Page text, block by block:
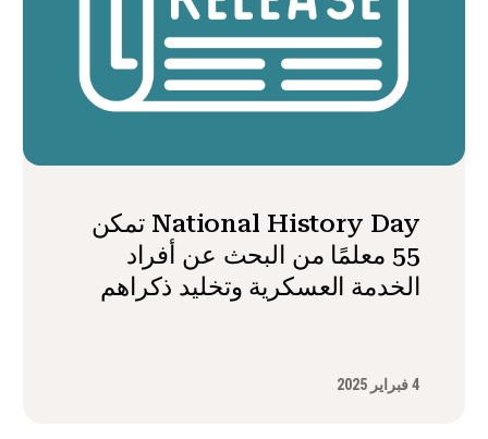
National History Day تمكن
55 معلمًا من البحث عن أفراد
الخدمة العسكرية وتخليد ذكراهم
4 فبراير 2025